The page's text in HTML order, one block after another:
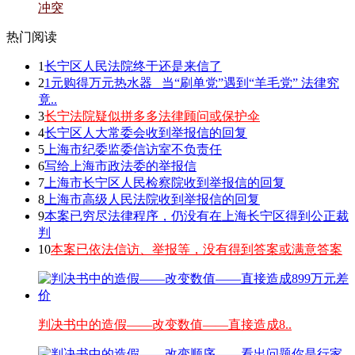
冲突
热门阅读
1长宁区人民法院终于还是来信了
21元购得万元热水器 _当“刷单党”遇到“羊毛党” 法律究
竟..
3长宁法院疑似拼多多法律顾问或保护伞
4长宁区人大常委会收到举报信的回复
5 上海市纪委监委信访室不负责任
6写给上海市政法委的举报信
7 上海市长宁区人民检察院收到举报信的回复
8 上海市高级人民法院收到举报信的回复
9本案已穷尽法律程序，仍没有在上海长宁区得到公正裁
判
10本案已依法信访、举报等，没有得到答案或满意答案
判决书中的造假——改变数值——直接造成8..